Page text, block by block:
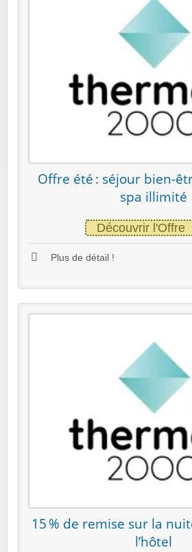
Offre été : séjour bien-
spa illimité
Découvrir l'Offre
Plus de détail !
15 % de remise sur la
l’hôtel